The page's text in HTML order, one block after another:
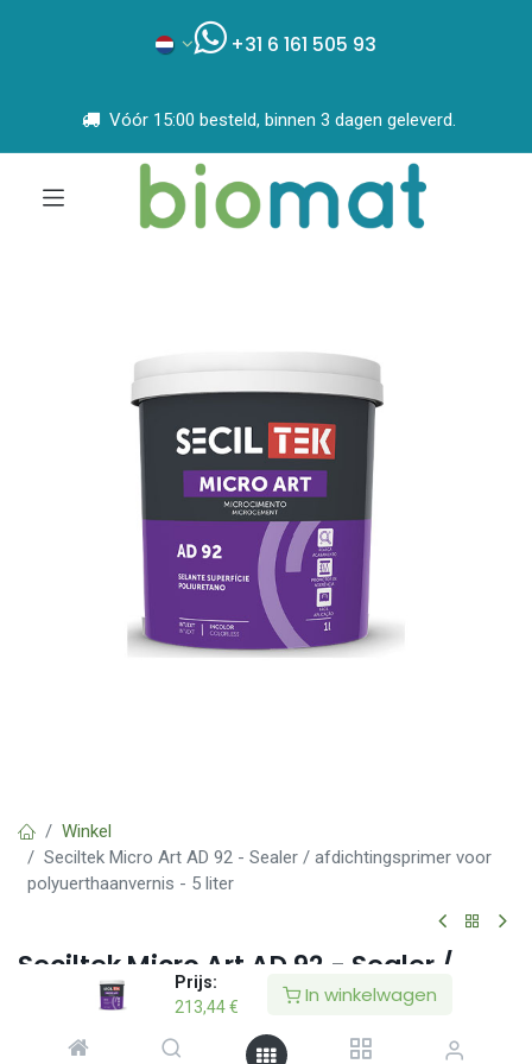
Prijs:
213,44€ In winkelwagen
+31 6 161 505 93
Vóór 15:00 besteld, binnen 3 dagen geleverd.
Winkel
Seciltek Micro Art AD 92 - Sealer / afdichtingsprimer voor
polyuerthaanvernis - 5 liter
Seciltek Micro Art AD 92 - Sealer /
afdichtingsprimer voor
polyuerthaanvernis - 5 liter